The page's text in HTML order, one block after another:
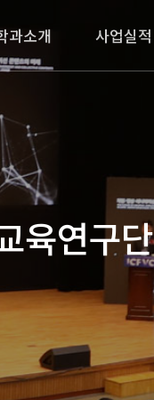
과소개 사업실적
육연구단